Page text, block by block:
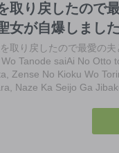
取り戻したので
女が自爆しまし
取り戻したので最愛の
Tanode saiAi No Otto
Zense No Kioku Wo
Naze Ka Seijo Ga